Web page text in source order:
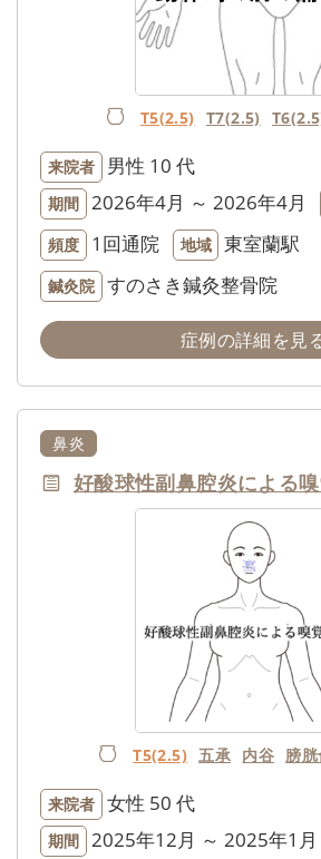
T5(2.5) T7(2.5)
来院者 男性 10 代
期間 2026年4月 ～ 2026年4月
頻度 1回通院 地域 東室蘭駅
鍼灸院 すのさき鍼灸整骨院
症例の詳細を見
鼻炎
好酸球性副鼻腔炎による
T5(2.5) 五承 内谷 膀
来院者 女性 50 代
期間 2025年12月 ～ 2025年1月